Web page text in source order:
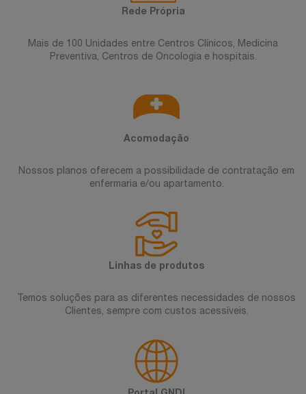
Rede Própria
Mais de 100 Unidades entre Centros Clínicos, Medicina
Preventiva, Centros de Oncologia e hospitais.
Acomodação
Nossos planos oferecem a possibilidade de contratação em
enfermaria e/ou apartamento.
Linhas de produtos
Temos soluções para as diferentes necessidades de nossos
Clientes, sempre com custos acessíveis.